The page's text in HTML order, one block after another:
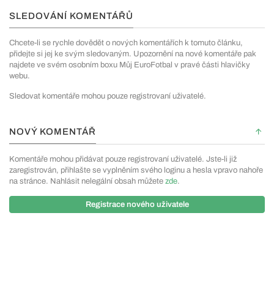
SLEDOVÁNÍ KOMENTÁŘŮ
Chcete-li se rychle dovědět o nových komentářích k tomuto článku,
přidejte si jej ke svým sledovaným. Upozornění na nové komentáře pak
najdete ve svém osobním boxu Můj EuroFotbal v pravé části hlavičky
webu.
Sledovat komentáře mohou pouze registrovaní uživatelé.
NOVÝ KOMENTÁŘ
Komentáře mohou přidávat pouze registrovaní uživatelé. Jste-li již
zaregistrován, přihlašte se vyplněním svého loginu a hesla vpravo nahoře
na stránce. Nahlásit nelegální obsah můžete zde.
Registrace nového uživatele